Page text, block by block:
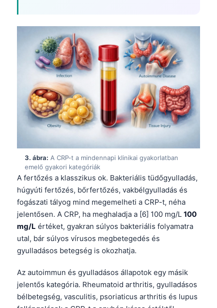
3. ábra: A CRP-t a mindennapi klinikai gyakorlatban
emelő gyakori kategóriák
A fertőzés a klasszikus ok. Bakteriális tüdőgyulladás,
húgyúti fertőzés, bőrfertőzés, vakbélgyulladás és
fogászati tályog mind megemelheti a CRP-t, néha
jelentősen. A CRP, ha meghaladja a [6] 100 mg/L 100
mg/L értéket, gyakran súlyos bakteriális folyamatra
utal, bár súlyos vírusos megbetegedés és
gyulladásos betegség is okozhatja.
Az autoimmun és gyulladásos állapotok egy másik
jelentős kategória. Rheumatoid arthritis, gyulladásos
bélbetegség, vasculitis, psoriaticus arthritis és lupus